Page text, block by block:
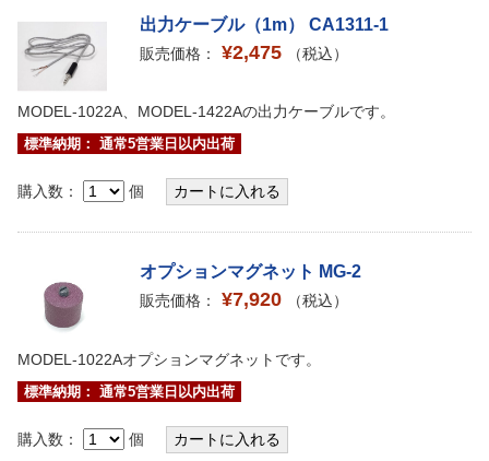
出力ケーブル（1m） CA1311-1
販売価格： ¥2,475 （税込）
MODEL-1022A、MODEL-1422Aの出力ケーブルです。
標準納期： 通常5営業日以内出荷
購入数： 個
オプションマグネット MG-2
販売価格： ¥7,920 （税込）
MODEL-1022Aオプションマグネットです。
標準納期： 通常5営業日以内出荷
購入数： 個